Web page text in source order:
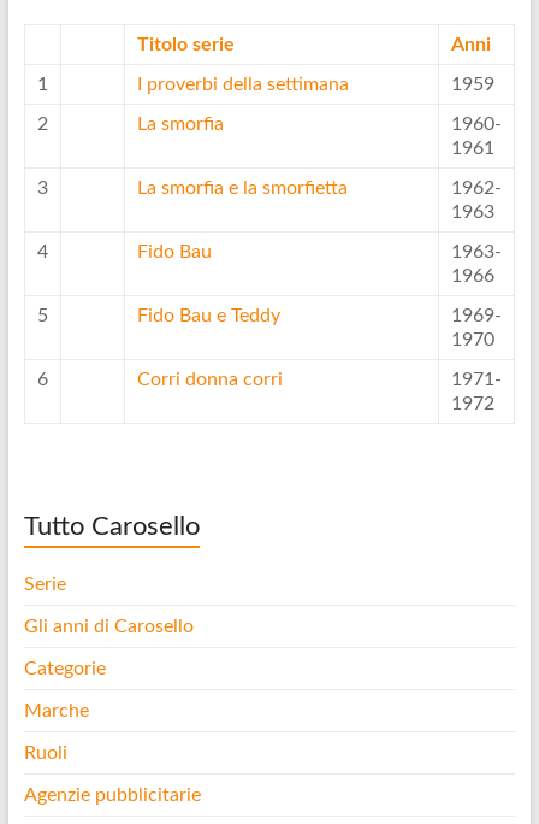
Titolo serie Anni
1 I proverbi della settimana 1959
2 La smorfia
1960-
1961
3 La smorfia e la smorfietta
1962-
1963
4 Fido Bau
1963-
1966
5 Fido Bau e Teddy
1969-
1970
6 Corri donna corri
1971-
1972
Tutto Carosello
Serie
Gli anni di Carosello
Categorie
Marche
Ruoli
Agenzie pubblicitarie